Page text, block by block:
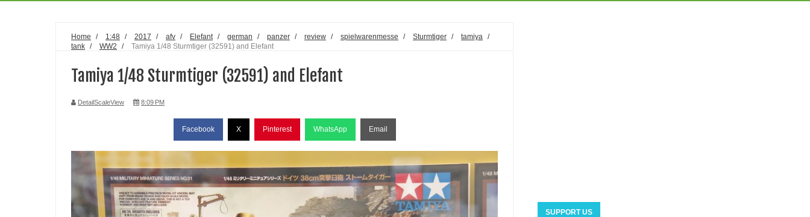
Home / 1:48 / 2017 / afv / Elefant / german / panzer / review / spielwarenmesse / Sturmtiger / tamiya
/
tank
/ WW2 / Tamiya 1/48 Sturmtiger (32591) and Elefant
Tamiya 1/48 Sturmtiger (32591) and Elefant
DetailScaleView 8:09 PM
Facebook X Pinterest WhatsApp Email
SUPPORT US